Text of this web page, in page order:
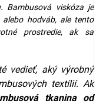
Bambusová viskóza je
hodváb, ale tento
prostredie, ak sa
vedieť, aký výrobný
textílií. Ak
tkanina od